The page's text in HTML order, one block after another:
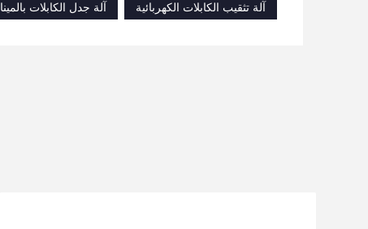
آلة تثقيب الكابلات الكهربائية آلة جدل الكابلات بالمينا